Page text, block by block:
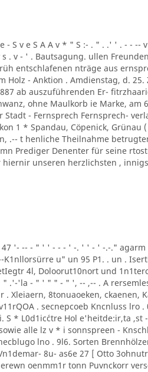
- S v e S A A v * " S :- . " . .' ' . - - --
s . v - ' . Bautsagung. ullen
entschlafenen nträge aus
Holz - Anktion . Amdienstag, d.
ab auszuführenden Er-
ohne Maulkorb ie Marke, am
Stadt - Fernsprech Fernsprech-
1 * Spandau, Cöpenick, Grünau
.-- t henliche Theilnahme
Prediger Denenter für seine
unseren herzlichsten ,
47 '- -- - " ' ' - - - ' -. ' ' - ' -.-."
K1nllorsürre u" un 95 P1. . un .
4l, Doloorut10nort und
.'-'la - " ' " " - " ', -- ,-- . A
Xleiaern, 8tonuaoeken, ckaenen,
. secnepcoeb Kncnluss lro .
S * L0d1ic´ctre Hol e'heitde:ir,ta
alle lz v * i sonnspreen -
lno . 9l6. Sorten
8u- as6e 27 [ Otto
oenmm1r tonn Puvnckorr